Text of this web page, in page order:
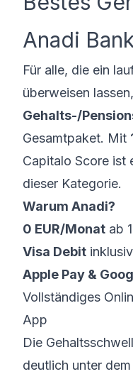
Anadi Bank
Für alle, die ein
überweisen
Gehalts-/
Gesamtpaket. Mit
Capitalo Score ist
dieser Kategorie.
Warum Anadi?
0 EUR/Monat ab
Visa Debit
Apple Pay &
Vollständiges
App
Die
deutlich unter